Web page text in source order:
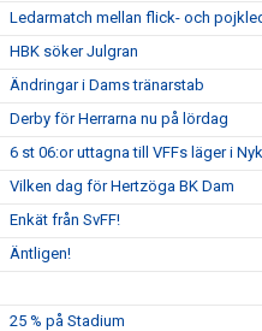
Ledarmatch mellan flick- och
HBK söker Julgran
Ändringar i Dams tränarstab
Derby för Herrarna nu på lördag
6 st 06:or uttagna till VFFs läger i
Vilken dag för Hertzöga BK Dam
Enkät från SvFF!
Äntligen!
25 % på Stadium